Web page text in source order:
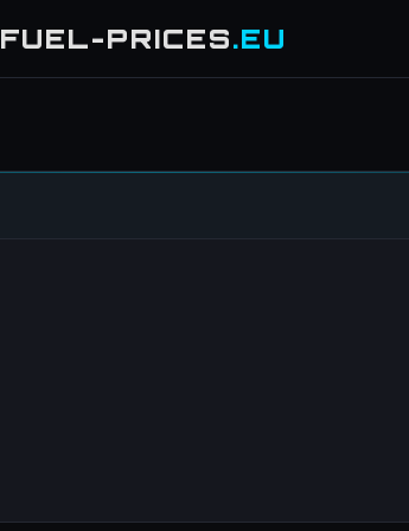
FUEL-PRICES.EU